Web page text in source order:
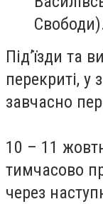
Під’їзди та
перекриті, у
завчасно
10 – 11
тимчасово
через